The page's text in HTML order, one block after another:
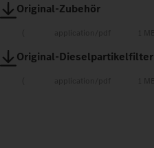
Original-Zubehör
Original-Dieselpartikelfilter